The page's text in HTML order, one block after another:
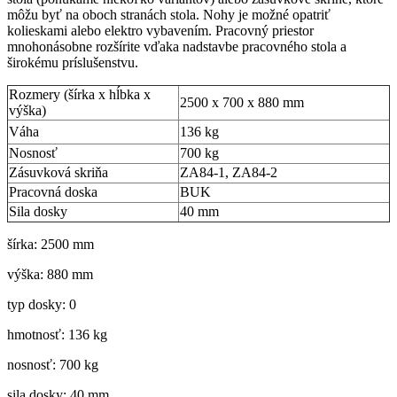
môžu byť na oboch stranách stola. Nohy je možné opatriť
kolieskami alebo elektro vybavením. Pracovný priestor
mnohonásobne rozšírite vďaka nadstavbe pracovného stola a
širokému príslušenstvu.
Rozmery (šírka x hĺbka x
výška)
2500 x 700 x 880 mm
Váha
136 kg
Nosnosť
700 kg
Zásuvková skriňa
ZA84-1, ZA84-2
Pracovná doska
BUK
Sila dosky
40 mm
šírka: 2500 mm
výška: 880 mm
typ dosky: 0
hmotnosť: 136 kg
nosnosť: 700 kg